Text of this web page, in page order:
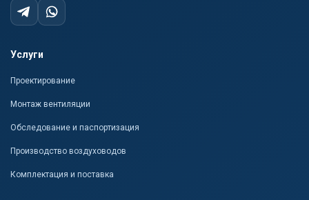
Услуги
Проектирование
Монтаж вентиляции
Обследование и паспортизация
Производство воздуховодов
Комплектация и поставка